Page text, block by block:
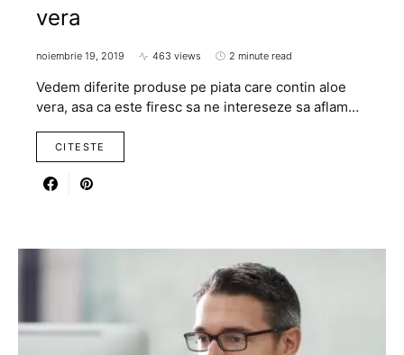
vera
noiembrie 19, 2019 463 views 2 minute read
Vedem diferite produse pe piata care contin aloe
vera, asa ca este firesc sa ne intereseze sa aflam…
CITESTE